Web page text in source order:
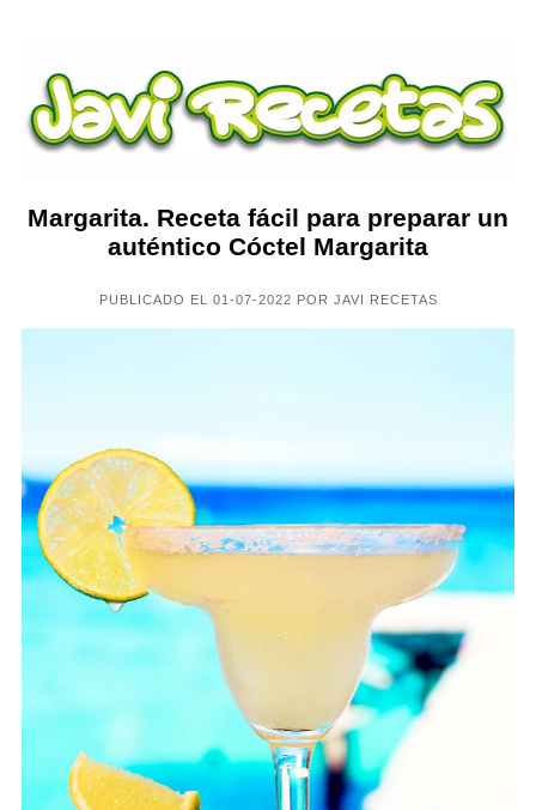
Margarita. Receta fácil para preparar un
auténtico Cóctel Margarita
PUBLICADO EL 01-07-2022 POR JAVI RECETAS